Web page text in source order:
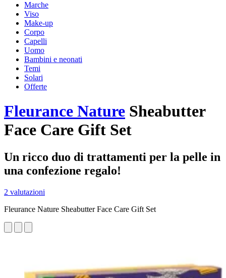
Marche
Viso
Make-up
Corpo
Capelli
Uomo
Bambini e neonati
Temi
Solari
Offerte
Fleurance Nature Sheabutter
Face Care Gift Set
Un ricco duo di trattamenti per la pelle in
una confezione regalo!
2 valutazioni
Fleurance Nature Sheabutter Face Care Gift Set